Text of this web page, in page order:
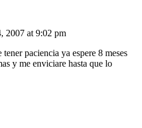
2007 at 9:02 pm
paciencia ya espere 8 meses
y me enviciare hasta que lo